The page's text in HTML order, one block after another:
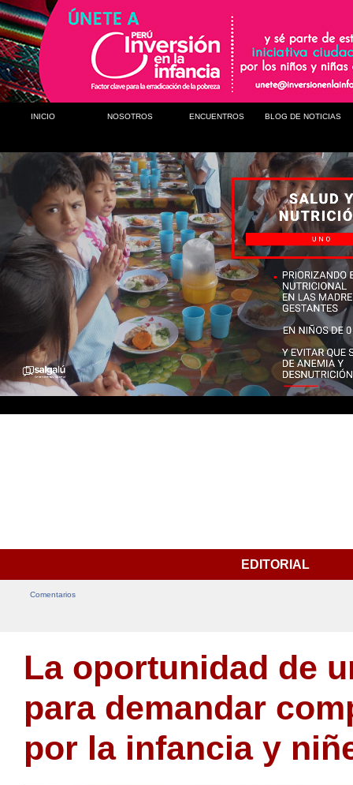
INICIO NOSOTROS ENCUENTROS BLOG DE NOTICIAS
EDITORIAL
Comentarios
La oportunidad de
para demandar
por la infancia y